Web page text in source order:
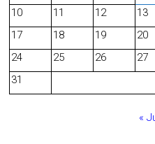
o
10
11 12 13
17
18 19 20
24
25 26 27
31
«